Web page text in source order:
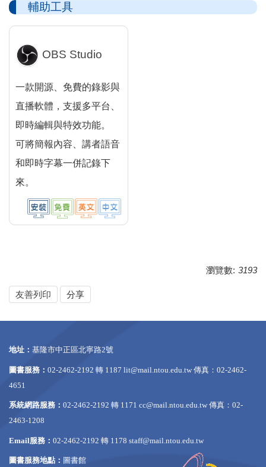
輔助工具
OBS Studio
一款開源、免費的錄影與
直播軟體，支援多平台、
即時編輯與特效功能。
可將簡報內容、講者語音
和即時字幕一併記錄下
來。
瀏覽數: 3193
友善列印 分享
地址： 基隆市中正區北寧路2號
圖書服務： 02-2462-2192 轉 1187 lit@mail.ntou.edu.tw 傳真：02-2462-
4651
系統網路服務： 02-2462-2192 轉 1171 cc@mail.ntou.edu.tw 傳真：02-
2463-1208
Email服務： 02-2462-2192 轉 1178 staff@mail.ntou.edu.tw
圖書服務地點： 圖書館